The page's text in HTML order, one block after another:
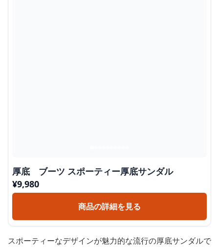
厚底 ブーツ スポーティー厚底サンダル
¥9,980
商品の詳細を見る
スポーティーなデザインが魅力的な流行の厚底サンダルで